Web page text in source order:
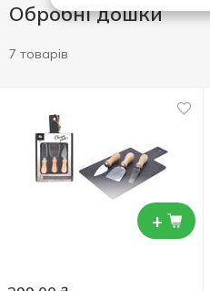
Обробні дошки
7 товарів
+